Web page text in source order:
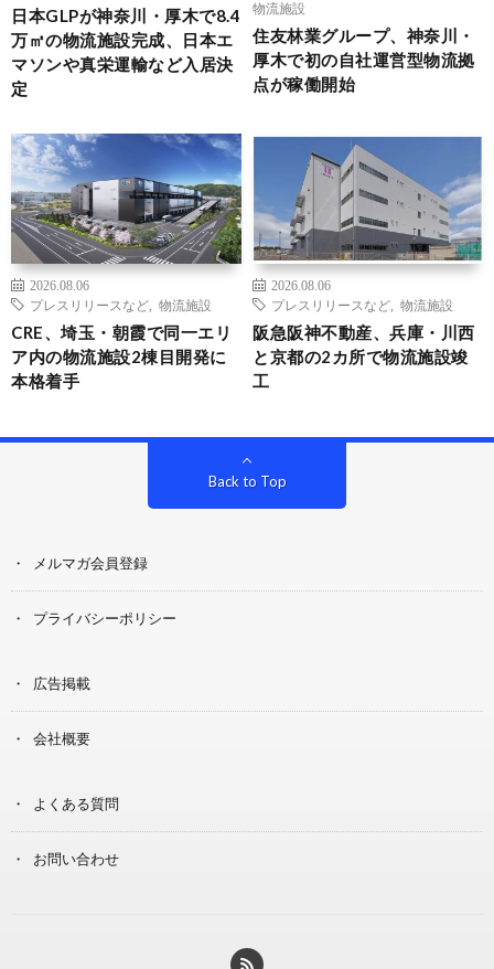
日本GLPが神奈川・厚木で8.4
万㎡の物流施設完成、日本エ
マソンや真栄運輸など入居決
定
物流施設
住友林業グループ、神奈川・
厚木で初の自社運営型物流拠
点が稼働開始
2026.08.06
プレスリリースなど
物流施設
CRE、埼玉・朝霞で同一エリ
ア内の物流施設2棟目開発に
本格着手
2026.08.06
プレスリリースなど
物流施設
阪急阪神不動産、兵庫・川西
と京都の2カ所で物流施設竣
工
Back to Top
メルマガ会員登録
プライバシーポリシー
広告掲載
会社概要
よくある質問
お問い合わせ